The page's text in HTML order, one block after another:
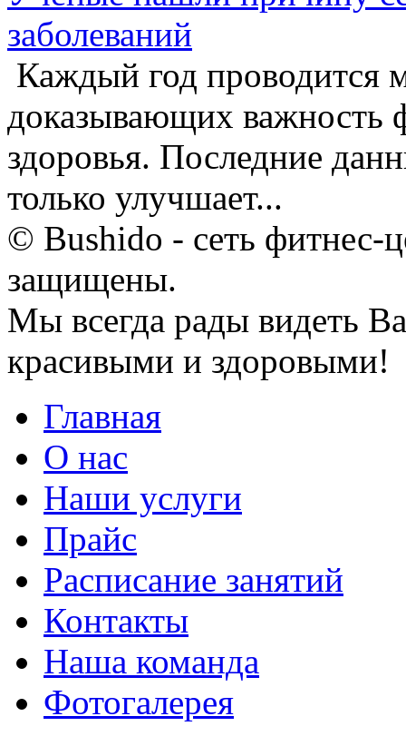
заболеваний
Каждый год проводится
доказывающих важность
здоровья. Последние
только улучшает...
© Bushido - сеть фитнес-
защищены.
Мы всегда рады видеть
красивыми и здоровыми!
Главная
О нас
Наши услуги
Прайс
Расписание занятий
Контакты
Наша команда
Фотогалерея